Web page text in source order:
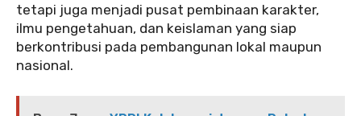
tetapi juga menjadi pusat pembinaan karakter,
ilmu pengetahuan, dan keislaman yang siap
berkontribusi pada pembangunan lokal maupun
nasional.